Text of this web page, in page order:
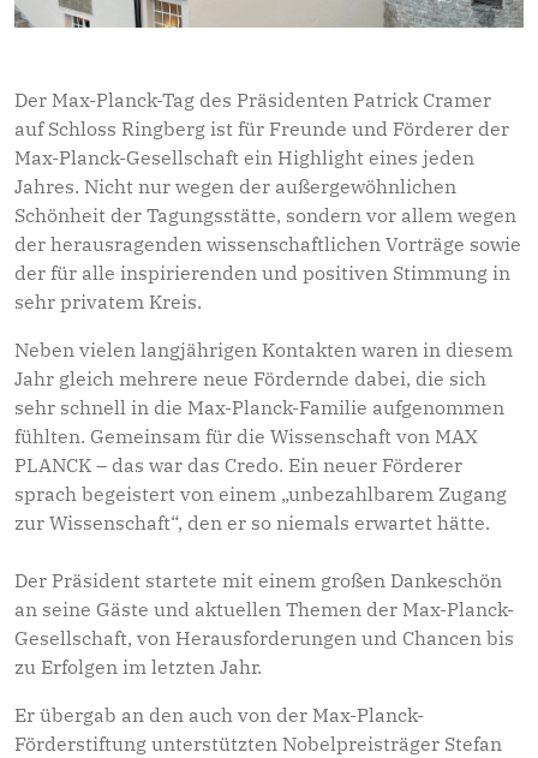
Der Max-Planck-Tag des Präsidenten Patrick Cramer
auf Schloss Ringberg ist für Freunde und Förderer der
Max-Planck-Gesellschaft ein Highlight eines jeden
Jahres. Nicht nur wegen der außergewöhnlichen
Schönheit der Tagungsstätte, sondern vor allem wegen
der herausragenden wissenschaftlichen Vorträge sowie
der für alle inspirierenden und positiven Stimmung in
sehr privatem Kreis.
Neben vielen langjährigen Kontakten waren in diesem
Jahr gleich mehrere neue Fördernde dabei, die sich
sehr schnell in die Max-Planck-Familie aufgenommen
fühlten. Gemeinsam für die Wissenschaft von MAX
PLANCK – das war das Credo. Ein neuer Förderer
sprach begeistert von einem „unbezahlbarem Zugang
zur Wissenschaft“, den er so niemals erwartet hätte.
Der Präsident startete mit einem großen Dankeschön
an seine Gäste und aktuellen Themen der Max-Planck-
Gesellschaft, von Herausforderungen und Chancen bis
zu Erfolgen im letzten Jahr.
Er übergab an den auch von der Max-Planck-
Förderstiftung unterstützten Nobelpreisträger Stefan